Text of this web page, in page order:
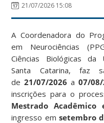
21/07/2026 15:08
A Coordenadora do
em Neurociências
Ciências Biológicas da
Santa Catarina, faz
de21/07/2026a 07/
inscrições para o
Mestrado Acadêmico
ingresso em setembro